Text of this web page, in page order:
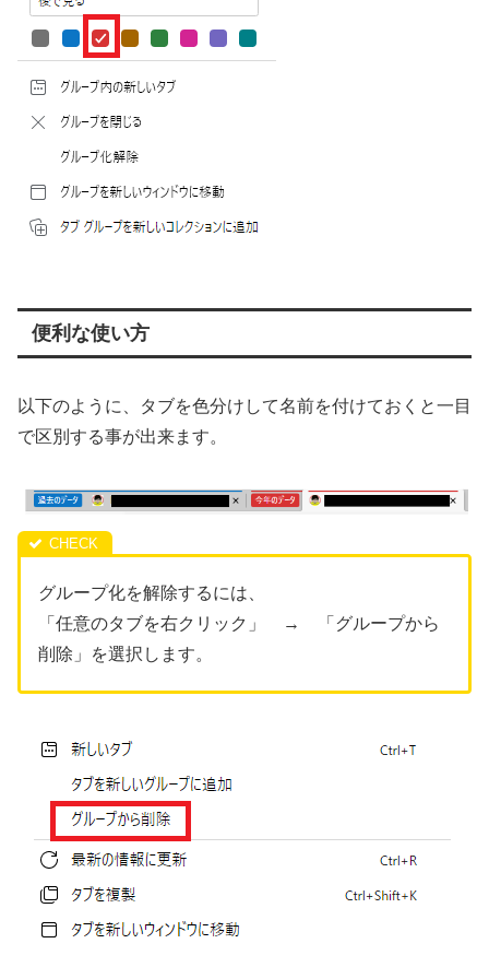
便利な使い方
以下のように、タブを色分けして名前を付けておくと一目
で区別する事が出来ます。
グループ化を解除するには、
「任意のタブを右クリック」 → 「グループから
削除」を選択します。